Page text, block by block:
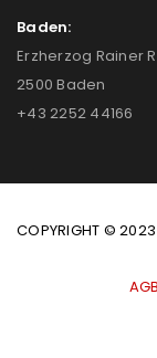
Baden:
Erzherzog Rainer
2500 Baden
+43 2252 44166
COPYRIGHT © 2023
AGB